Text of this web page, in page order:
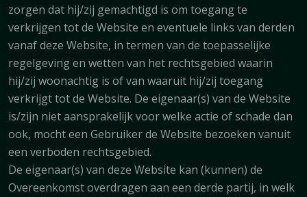
zorgen dat hij/zij gemachtigd is om toegang te
verkrijgen tot de Website en eventuele links van derden
vanaf deze Website, in termen van de toepasselijke
regelgeving en wetten van het rechtsgebied waarin
hij/zij woonachtig is of van waaruit hij/zij toegang
verkrijgt tot de Website. De eigenaar(s) van de Website
is/zijn niet aansprakelijk voor welke actie of schade dan
ook, mocht een Gebruiker de Website bezoeken vanuit
een verboden rechtsgebied.
De eigenaar(s) van deze Website kan (kunnen) de
Overeenkomst overdragen aan een derde partij, in welk